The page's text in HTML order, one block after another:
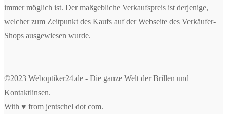
immer möglich ist. Der maßgebliche Verkaufspreis ist derjenige,
welcher zum Zeitpunkt des Kaufs auf der Webseite des Verkäufer-
Shops ausgewiesen wurde.
©2023 Weboptiker24.de - Die ganze Welt der Brillen und
Kontaktlinsen.
With ♥ from jentschel dot com.